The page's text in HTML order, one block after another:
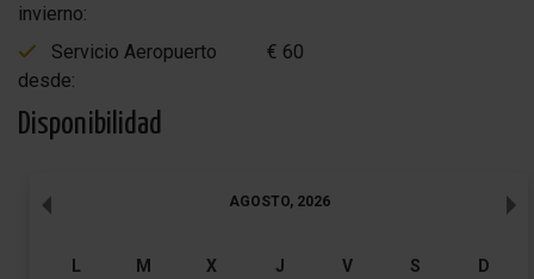
invierno:
Servicio Aeropuerto
desde:
€ 60
Disponibilidad
AGOSTO, 2026
L M X J V S D